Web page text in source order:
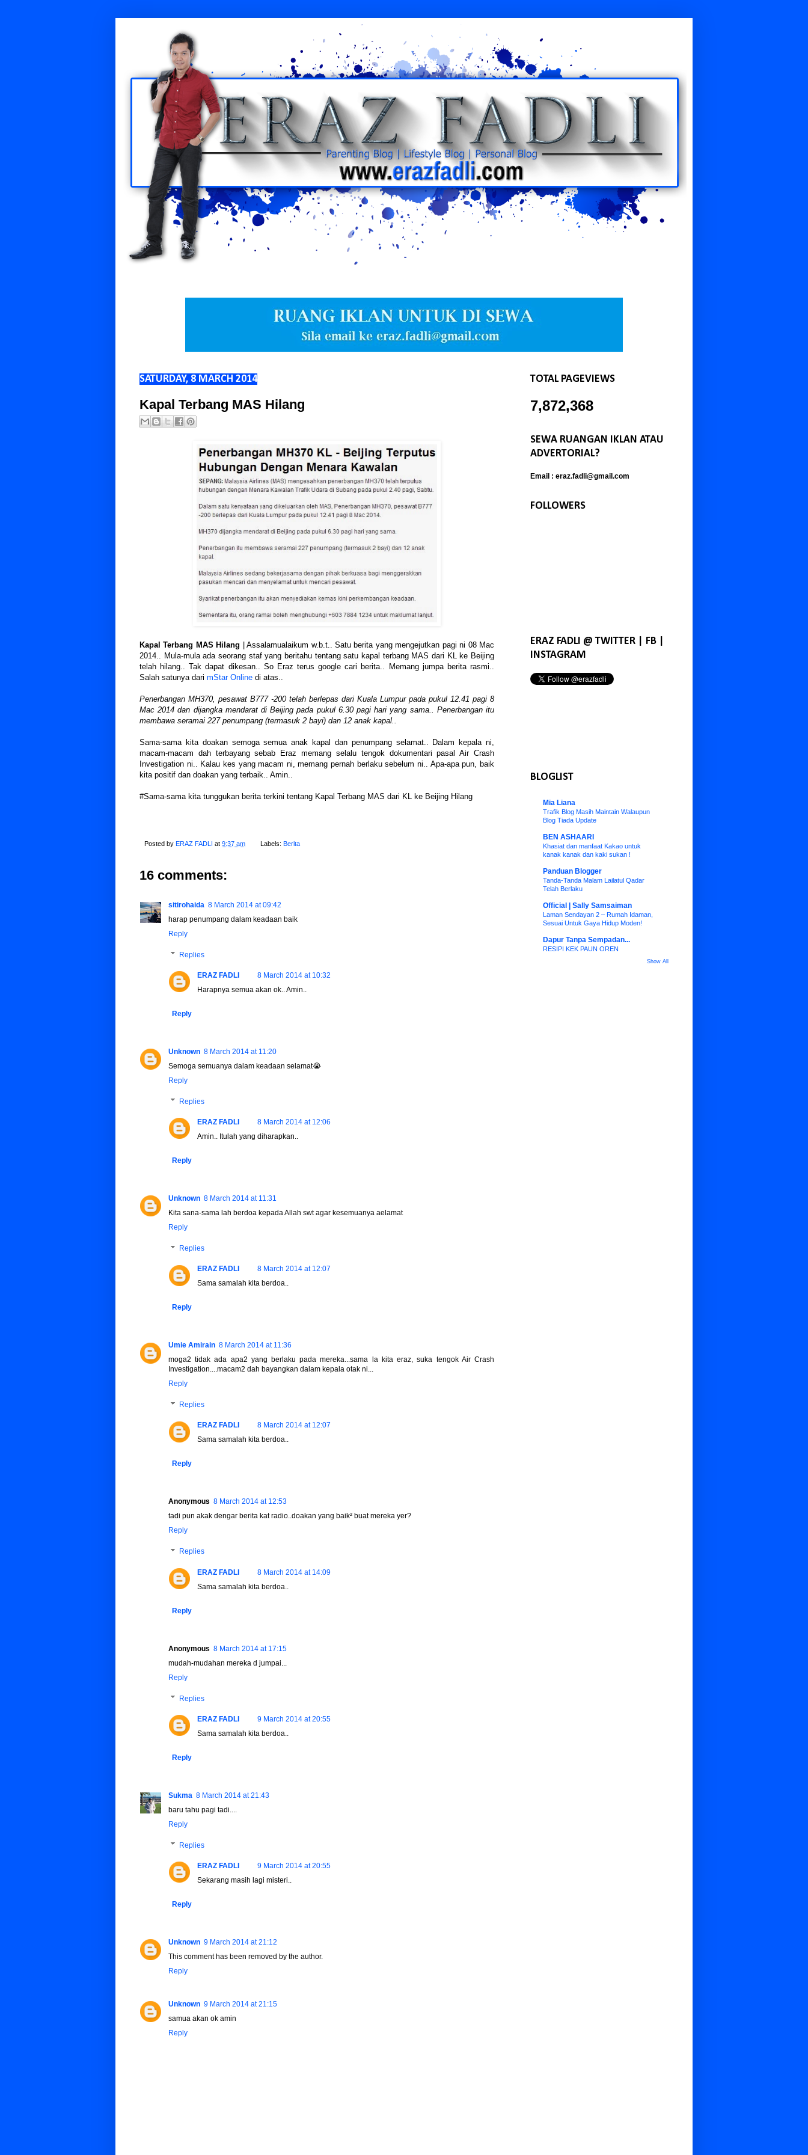
SATURDAY, 8 MARCH 2014
Kapal Terbang MAS Hilang
Kapal Terbang MAS Hilang | Assalamualaikum w.b.t.. Satu berita yang mengejutkan pagi ni 08 Mac
2014.. Mula-mula ada seorang staf yang beritahu tentang satu kapal terbang MAS dari KL ke Beijing
telah hilang.. Tak dapat dikesan.. So Eraz terus google cari berita.. Memang jumpa berita rasmi..
Salah satunya dari mStar Online di atas..
Penerbangan MH370, pesawat B777 -200 telah berlepas dari Kuala Lumpur pada pukul 12.41 pagi 8
Mac 2014 dan dijangka mendarat di Beijing pada pukul 6.30 pagi hari yang sama.. Penerbangan itu
membawa seramai 227 penumpang (termasuk 2 bayi) dan 12 anak kapal..
Sama-sama kita doakan semoga semua anak kapal dan penumpang selamat.. Dalam kepala ni,
macam-macam dah terbayang sebab Eraz memang selalu tengok dokumentari pasal Air Crash
Investigation ni.. Kalau kes yang macam ni, memang pernah berlaku sebelum ni.. Apa-apa pun, baik
kita positif dan doakan yang terbaik.. Amin..
#Sama-sama kita tunggukan berita terkini tentang Kapal Terbang MAS dari KL ke Beijing Hilang
Posted by ERAZ FADLI at 9:37 am Labels: Berita
16 comments:
sitirohaida 8 March 2014 at 09:42
harap penumpang dalam keadaan baik
Reply
Replies
ERAZ FADLI
8 March 2014 at 10:32
Harapnya semua akan ok.. Amin..
Reply
Unknown 8 March 2014 at 11:20
Semoga semuanya dalam keadaan selamat😭
Reply
Replies
ERAZ FADLI
8 March 2014 at 12:06
Amin.. Itulah yang diharapkan..
Reply
Unknown 8 March 2014 at 11:31
Kita sana-sama lah berdoa kepada Allah swt agar kesemuanya aelamat
Reply
Replies
ERAZ FADLI
8 March 2014 at 12:07
Sama samalah kita berdoa..
Reply
Umie Amirain 8 March 2014 at 11:36
moga2 tidak ada apa2 yang berlaku pada mereka...sama la kita eraz, suka tengok Air Crash
Investigation....macam2 dah bayangkan dalam kepala otak ni...
Reply
Replies
ERAZ FADLI
8 March 2014 at 12:07
Sama samalah kita berdoa..
Reply
Anonymous 8 March 2014 at 12:53
tadi pun akak dengar berita kat radio..doakan yang baik² buat mereka yer?
Reply
Replies
ERAZ FADLI
8 March 2014 at 14:09
Sama samalah kita berdoa..
Reply
Anonymous 8 March 2014 at 17:15
mudah-mudahan mereka d jumpai...
Reply
Replies
ERAZ FADLI
9 March 2014 at 20:55
Sama samalah kita berdoa..
Reply
Sukma 8 March 2014 at 21:43
baru tahu pagi tadi....
Reply
Replies
ERAZ FADLI
9 March 2014 at 20:55
Sekarang masih lagi misteri..
Reply
Unknown 9 March 2014 at 21:12
This comment has been removed by the author.
Reply
Unknown 9 March 2014 at 21:15
samua akan ok amin
Reply
TOTAL PAGEVIEWS
7,872,368
SEWA RUANGAN IKLAN ATAU
ADVERTORIAL?
Email : eraz.fadli@gmail.com
FOLLOWERS
ERAZ FADLI @ TWITTER | FB |
INSTAGRAM
BLOGLIST
Mia Liana
Trafik Blog Masih Maintain Walaupun
Blog Tiada Update
BEN ASHAARI
Khasiat dan manfaat Kakao untuk
kanak kanak dan kaki sukan !
Panduan Blogger
Tanda-Tanda Malam Lailatul Qadar
Telah Berlaku
Official | Sally Samsaiman
Laman Sendayan 2 – Rumah Idaman,
Sesuai Untuk Gaya Hidup Moden!
Dapur Tanpa Sempadan...
RESIPI KEK PAUN OREN
Show All